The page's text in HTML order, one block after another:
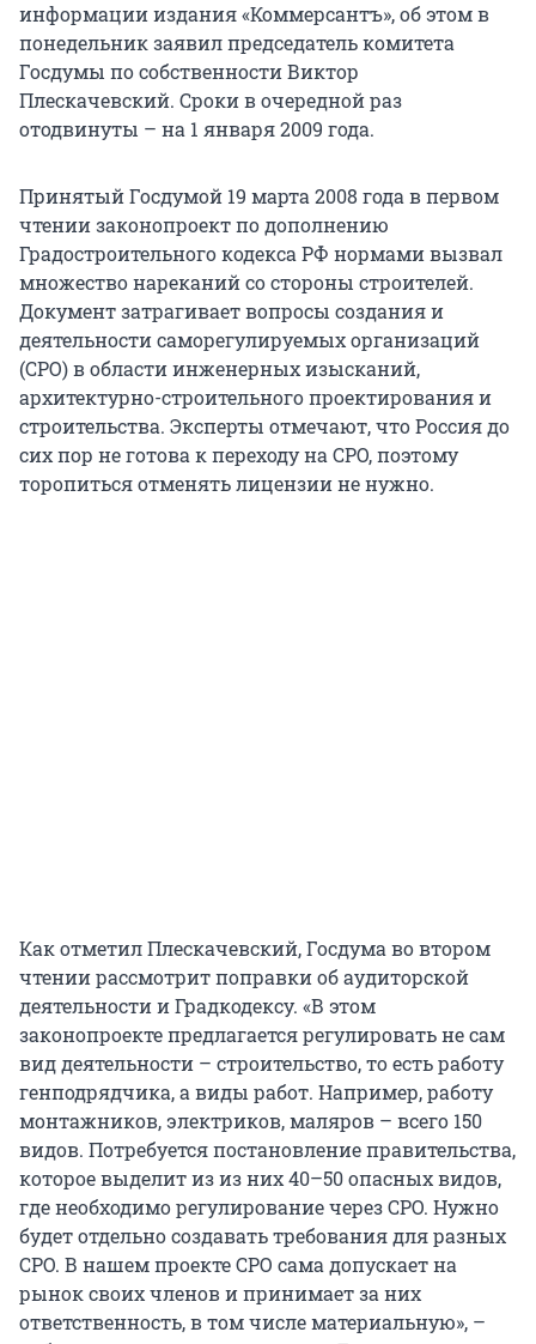
информации издания «Коммерсантъ», об этом в
понедельник заявил председатель комитета
Госдумы по собственности Виктор
Плескачевский. Сроки в очередной раз
отодвинуты – на 1 января 2009 года.
Принятый Госдумой 19 марта 2008 года в первом
чтении законопроект по дополнению
Градостроительного кодекса РФ нормами вызвал
множество нареканий со стороны строителей.
Документ затрагивает вопросы создания и
деятельности саморегулируемых организаций
(СРО) в области инженерных изысканий,
архитектурно-строительного проектирования и
строительства. Эксперты отмечают, что Россия до
сих пор не готова к переходу на СРО, поэтому
торопиться отменять лицензии не нужно.
Как отметил Плескачевский, Госдума во втором
чтении рассмотрит поправки об аудиторской
деятельности и Градкодексу. «В этом
законопроекте предлагается регулировать не сам
вид деятельности – строительство, то есть работу
генподрядчика, а виды работ. Например, работу
монтажников, электриков, маляров – всего 150
видов. Потребуется постановление правительства,
которое выделит из из них 40–50 опасных видов,
где необходимо регулирование через СРО. Нужно
будет отдельно создавать требования для разных
СРО. В нашем проекте СРО сама допускает на
рынок своих членов и принимает за них
ответственность, в том числе материальную», –